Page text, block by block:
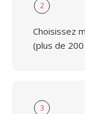
2
Choisissez
(plus de
3